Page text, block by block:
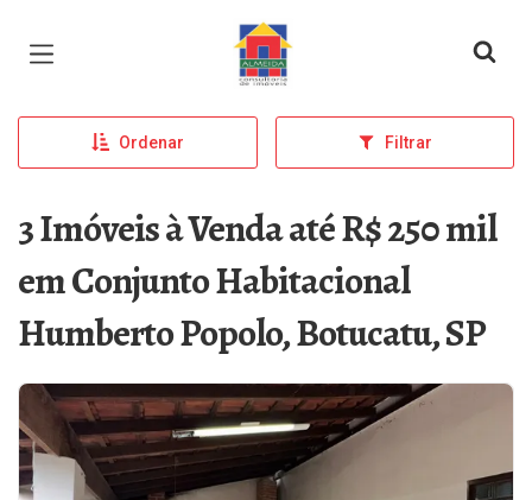
Página inicial
Ordenar Filtrar
3 Imóveis à Venda até R$ 250 mil
em Conjunto Habitacional
Humberto Popolo, Botucatu, SP